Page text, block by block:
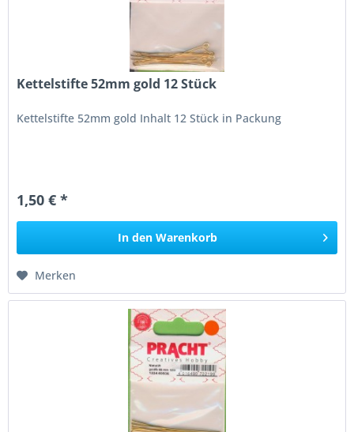
Kettelstifte 52mm gold 12 Stück
Kettelstifte 52mm gold Inhalt 12 Stück in Packung
1,50 € *
In den Warenkorb
Merken